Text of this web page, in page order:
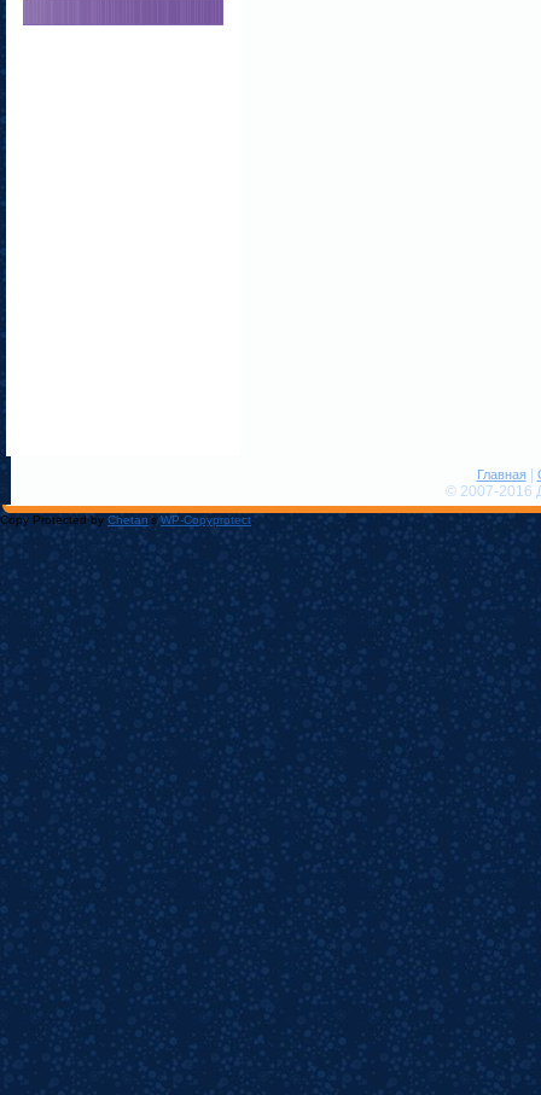
Главная|
© 2007-2016
Copy Protected by Chetan's WP-Copyprotect